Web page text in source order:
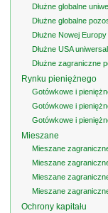
Dłużne globalne
Dłużne globalne
Dłużne Nowej
Dłużne USA
Dłużne zagraniczne
Rynku pieniężnego
Gotówkowe i
Gotówkowe i
Gotówkowe i
Mieszane
Mieszane
Mieszane
Mieszane
Mieszane
Ochrony kapitału